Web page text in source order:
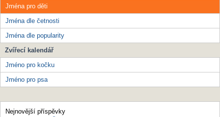
Jména pro děti
Jména dle četnosti
Jména dle popularity
Zvířecí kalendář
Jméno pro kočku
Jméno pro psa
Nejnovější příspěvky